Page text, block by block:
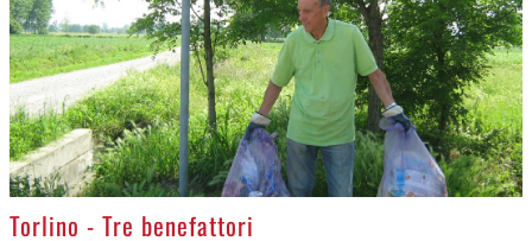
>
Torlino - Tre benefattori